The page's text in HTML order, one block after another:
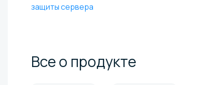
защиты сервера
Все о продукте